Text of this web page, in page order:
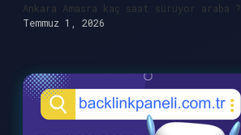
Ankara Amasra kaç saat sürüyor araba ?
Temmuz 1, 2026